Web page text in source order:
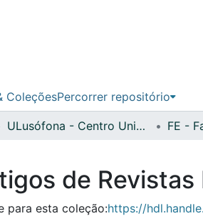
ColeçõesPercorrer repositório
ULusófona - Centro Universitário de Lisboa
de
para esta coleção:https://